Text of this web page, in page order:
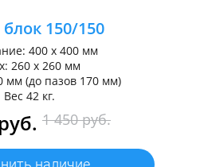
блок 150/150
400 х 400 мм
260 х 260 мм
мм (до пазов 170 мм)
Вес 42 кг.
1 450 руб.